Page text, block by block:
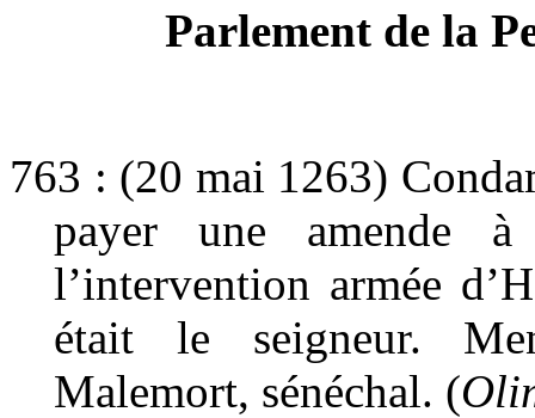
Parlement de la
763 : (20 mai 1263)
payer une amende à
l’intervention armée
était le seigneur.
Malemort, sénéchal. (